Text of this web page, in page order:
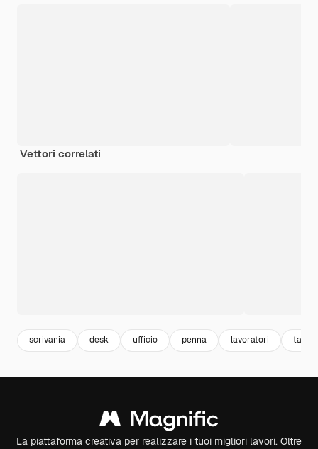
Vettori correlati
scrivania desk ufficio penna lavoratori tape
La piattaforma creativa per realizzare i tuoi migliori lavori. Oltre